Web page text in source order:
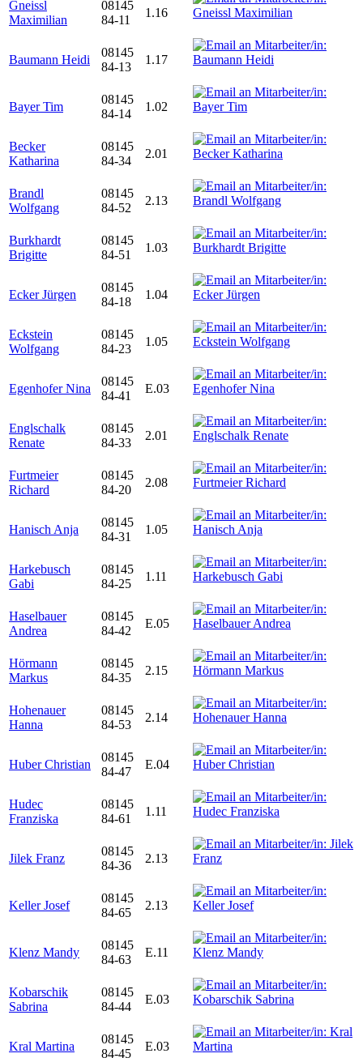
Gneissl
Maximilian
08145
84-11
1.16
Baumann Heidi
08145
84-13
1.17
Bayer Tim
08145
84-14
1.02
Becker
Katharina
08145
84-34
2.01
Brandl
Wolfgang
08145
84-52
2.13
Burkhardt
Brigitte
08145
84-51
1.03
Ecker Jürgen
08145
84-18
1.04
Eckstein
Wolfgang
08145
84-23
1.05
Egenhofer Nina
08145
84-41
E.03
Englschalk
Renate
08145
84-33
2.01
Furtmeier
Richard
08145
84-20
2.08
Hanisch Anja
08145
84-31
1.05
Harkebusch
Gabi
08145
84-25
1.11
Haselbauer
Andrea
08145
84-42
E.05
Hörmann
Markus
08145
84-35
2.15
Hohenauer
Hanna
08145
84-53
2.14
Huber Christian
08145
84-47
E.04
Hudec
Franziska
08145
84-61
1.11
Jilek Franz
08145
84-36
2.13
Keller Josef
08145
84-65
2.13
Klenz Mandy
08145
84-63
E.11
Kobarschik
Sabrina
08145
84-44
E.03
Kral Martina
08145
84-45
E.03